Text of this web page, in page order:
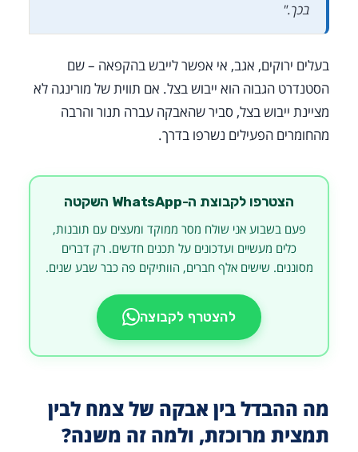
בכך."
בעלים ירוקים, אגב, אי אפשר לייבש בהקפאה – שם
הסטנדרט הגבוה הוא ייבוש בצל. אם תווית של מורינגה לא
מציינת ייבוש בצל, סביר שהאבקה עברה תנור והרבה
מהחומרים הפעילים נשרפו בדרך.
הצטרפו לקבוצת ה-WhatsApp השקטה
פעם בשבוע אני שולח מסר ממוקד ומעצים עם תובנות,
כלים מעשיים ועדכונים על תכנים חדשים. רק דברים
מסוננים. שישים אלף חברים, הוותיקים פה כבר שבע שנים.
להצטרף לקבוצה
מה ההבדל בין אבקה של צמח לבין
תמצית מרוכזת, ולמה זה משנה?